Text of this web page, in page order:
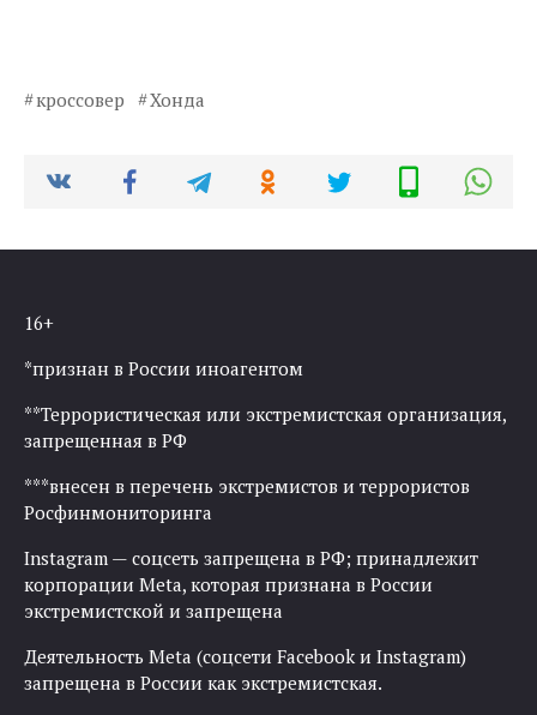
кроссовер Хонда
16+
*признан в России иноагентом
**Террористическая или экстремистская организация,
запрещенная в РФ
***внесен в перечень экстремистов и террористов
Росфинмониторинга
Instagram — соцсеть запрещена в РФ; принадлежит
корпорации Meta, которая признана в России
экстремистской и запрещена
Деятельность Meta (соцсети Facebook и Instagram)
запрещена в России как экстремистская.